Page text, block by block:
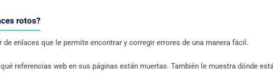
rotos?
de enlaces que le permite encontrar y corregir errores de una manera fácil.
referencias web en sus páginas están muertas. También le muestra dónde